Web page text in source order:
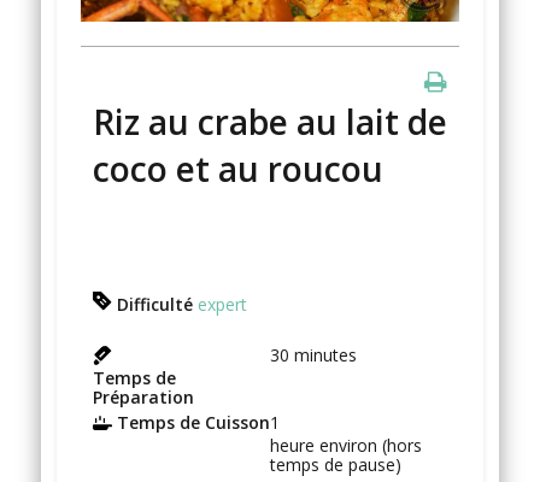
Riz au crabe au lait de
coco et au roucou
Difficulté expert
Temps de
Préparation
30 minutes
Temps de Cuisson1
heure environ (hors
temps de pause)